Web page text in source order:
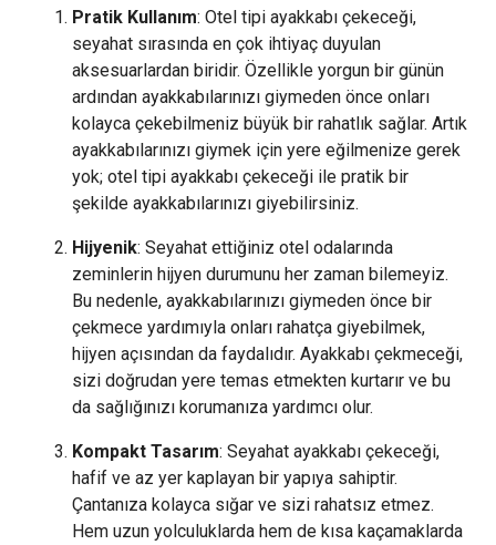
Pratik Kullanım: Otel tipi ayakkabı çekeceği,
seyahat sırasında en çok ihtiyaç duyulan
aksesuarlardan biridir. Özellikle yorgun bir günün
ardından ayakkabılarınızı giymeden önce onları
kolayca çekebilmeniz büyük bir rahatlık sağlar. Artık
ayakkabılarınızı giymek için yere eğilmenize gerek
yok; otel tipi ayakkabı çekeceği ile pratik bir
şekilde ayakkabılarınızı giyebilirsiniz.
Hijyenik: Seyahat ettiğiniz otel odalarında
zeminlerin hijyen durumunu her zaman bilemeyiz.
Bu nedenle, ayakkabılarınızı giymeden önce bir
çekmece yardımıyla onları rahatça giyebilmek,
hijyen açısından da faydalıdır. Ayakkabı çekmeceği,
sizi doğrudan yere temas etmekten kurtarır ve bu
da sağlığınızı korumanıza yardımcı olur.
Kompakt Tasarım: Seyahat ayakkabı çekeceği,
hafif ve az yer kaplayan bir yapıya sahiptir.
Çantanıza kolayca sığar ve sizi rahatsız etmez.
Hem uzun yolculuklarda hem de kısa kaçamaklarda